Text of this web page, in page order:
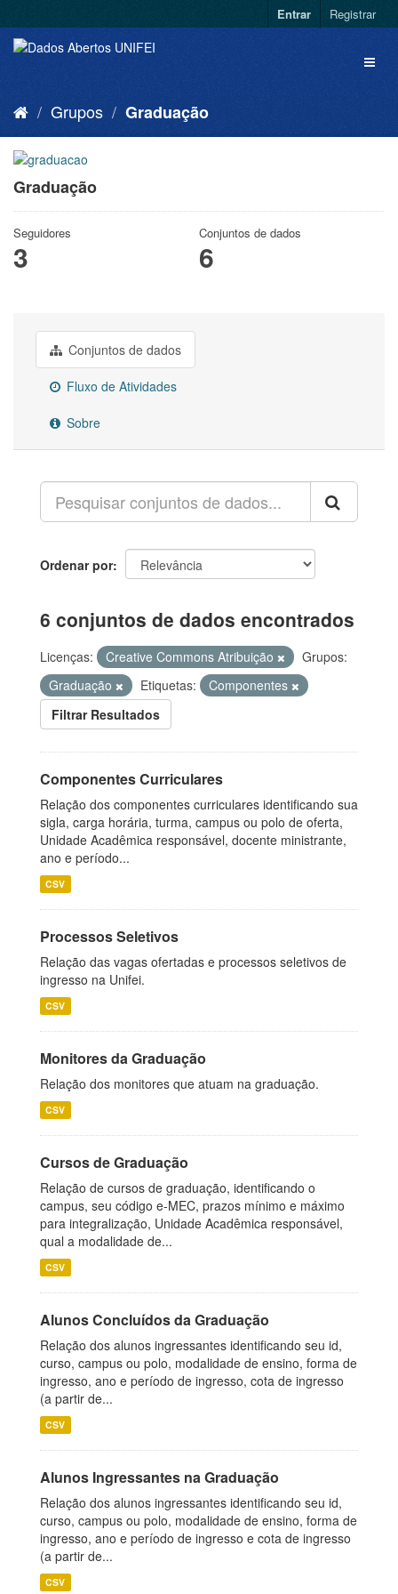
Entrar Registrar
Grupos Graduação
Graduação
Seguidores
3
Conjuntos de dados
6
Conjuntos de dados
Fluxo de Atividades
Sobre
Ordenar por
6 conjuntos de dados encontrados
Licenças: Creative Commons Atribuição
Grupos:
Graduação
Etiquetas:
Componentes
Filtrar Resultados
Componentes Curriculares
Relação dos componentes curriculares identificando sua
sigla, carga horária, turma, campus ou polo de oferta,
Unidade Acadêmica responsável, docente ministrante,
ano e período...
CSV
Processos Seletivos
Relação das vagas ofertadas e processos seletivos de
ingresso na Unifei.
CSV
Monitores da Graduação
Relação dos monitores que atuam na graduação.
CSV
Cursos de Graduação
Relação de cursos de graduação, identificando o
campus, seu código e-MEC, prazos mínimo e máximo
para integralização, Unidade Acadêmica responsável,
qual a modalidade de...
CSV
Alunos Concluídos da Graduação
Relação dos alunos ingressantes identificando seu id,
curso, campus ou polo, modalidade de ensino, forma de
ingresso, ano e período de ingresso, cota de ingresso
(a partir de...
CSV
Alunos Ingressantes na Graduação
Relação dos alunos ingressantes identificando seu id,
curso, campus ou polo, modalidade de ensino, forma de
ingresso, ano e período de ingresso e cota de ingresso
(a partir de...
CSV